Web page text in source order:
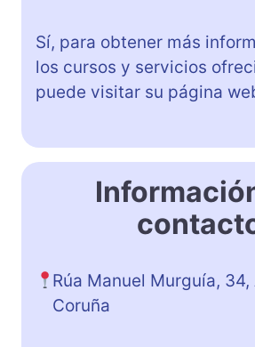
Sí, para obtener más
los cursos y servicios
puede visitar su página
Rúa Manuel Murguía, 34,
Coruña